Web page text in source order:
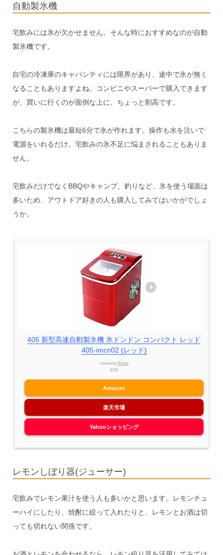
自動製氷機
宅飲みには氷が欠かせません。そんな時におすすめなのが自動
製氷機です。
自宅の冷凍庫のキャパシティには限界があり、途中で氷が無く
なることもありますよね。コンビニやスーパーで購入できます
が、買いに行くのが面倒な上に、ちょっと割高です。
こちらの製氷機は最短6分で氷が作れます。操作も水を注いで
電源をいれるだけ。宅飲みの氷不足に悩まされることもありま
せん。
宅飲みだけでなくBBQやキャンプ、釣りなど、氷を使う場面は
多いため、アウトドア好きの人も購入してみてはいかがでしょ
うか。
405 新型高速自動製氷機 氷ドンドン コンパクト レッド
405-imcn02 (レッド)
created by Rinker
405
Amazon
楽天市場
Yahooショッピング
レモンしぼり器(ジューサー)
宅飲みでレモン果汁を使う人も多いかと思います。レモンチュ
ーハイにしたり、焼酎に絞って入れたりと、レモンとお酒は切
っても切れない関係です。